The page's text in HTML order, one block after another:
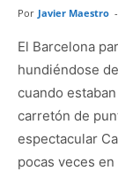
Por Javier Maestro -
El Barcelona
hundiéndose
cuando
carretón de
espectacular
pocas veces